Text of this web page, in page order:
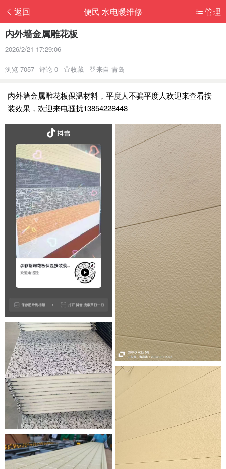
返回 管理
便民 水电暖维修
内外墙金属雕花板
2026/2/21 17:29:06
浏览 7057 评论 0 收藏 来自 青岛
内外墙金属雕花板保温材料，平度人不骗平度人欢迎来查看按
装效果，欢迎来电骚扰13854228448